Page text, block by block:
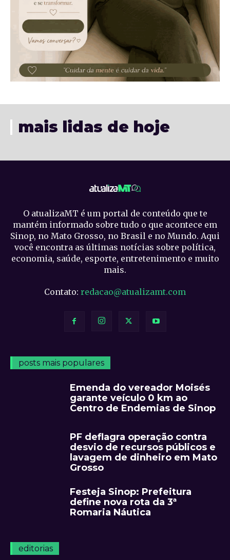
mais lidas de hoje
O atualizaMT é um portal de conteúdo que te
mantém informado sobre tudo o que acontece em
Sinop, no Mato Grosso, no Brasil e no Mundo. Aqui
você encontra as últimas notícias sobre política,
economia, saúde, esporte, entretenimento e muito
mais.
Contato: redacao@atualizamt.com
posts mais populares
Emenda do vereador Moisés
garante veículo 0 km ao
Centro de Endemias de Sinop
PF deflagra operação contra
desvio de recursos públicos e
lavagem de dinheiro em Mato
Grosso
Festeja Sinop: Prefeitura
define nova rota da 3ª
Romaria Náutica
editorias